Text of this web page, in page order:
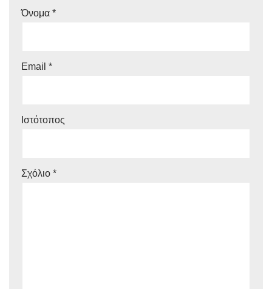
Όνομα *
Email *
Ιστότοπος
Σχόλιο *